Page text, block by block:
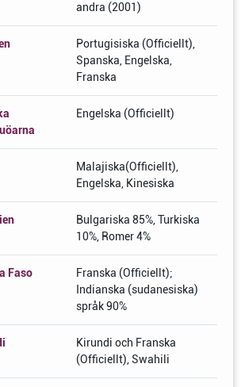
andra (2001)
Portugisiska (Officiellt),
Spanska, Engelska,
Franska
Engelska (Officiellt)
Malajiska(Officiellt),
Engelska, Kinesiska
Bulgariska 85%, Turkiska
10%, Romer 4%
Faso
Franska (Officiellt);
Indianska (sudanesiska)
språk 90%
Kirundi och Franska
(Officiellt), Swahili